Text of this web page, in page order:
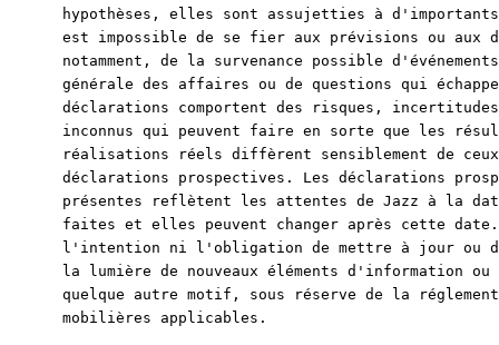
hypothèses, elles sont assujetties à
est impossible de se fier aux prévisions ou aux
notamment, de la survenance possible
générale des affaires ou de questions qui
déclarations comportent des risques,
inconnus qui peuvent faire en sorte que les
réalisations réels diffèrent sensiblement de
déclarations prospectives. Les déclarations
présentes reflètent les attentes de Jazz à la
faites et elles peuvent changer après cette
l'intention ni l'obligation de mettre à jour ou
la lumière de nouveaux éléments d'information ou
quelque autre motif, sous réserve de la
mobilières applicables.